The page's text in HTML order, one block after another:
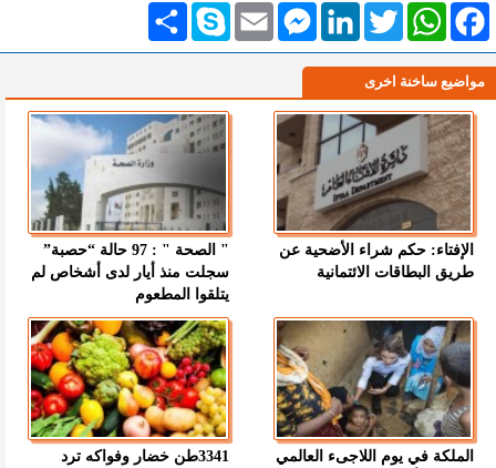
انشر Skype Email
MessengerLinkedInTwitterWhatsAppFacebook
مواضيع ساخنة اخرى
الإفتاء: حكم شراء الأضحية عن
طريق البطاقات الائتمانية
" الصحة " : 97 حالة “حصبة”
سجلت منذ أيار لدى أشخاص لم
يتلقوا المطعوم
الملكة في يوم اللاجىء العالمي 3341طن خضار وفواكه ترد